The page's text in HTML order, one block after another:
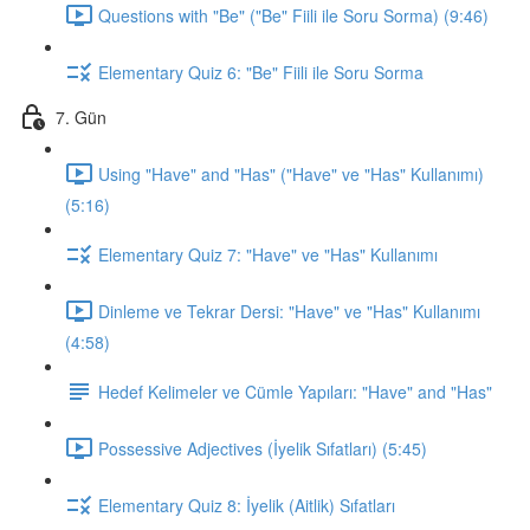
Questions with "Be" ("Be" Fiili ile Soru Sorma) (9:46)
Elementary Quiz 6: "Be" Fiili ile Soru Sorma
7. Gün
Using "Have" and "Has" ("Have" ve "Has" Kullanımı)
(5:16)
Elementary Quiz 7: "Have" ve "Has" Kullanımı
Dinleme ve Tekrar Dersi: "Have" ve "Has" Kullanımı
(4:58)
Hedef Kelimeler ve Cümle Yapıları: "Have" and "Has"
Possessive Adjectives (İyelik Sıfatları) (5:45)
Elementary Quiz 8: İyelik (Aitlik) Sıfatları